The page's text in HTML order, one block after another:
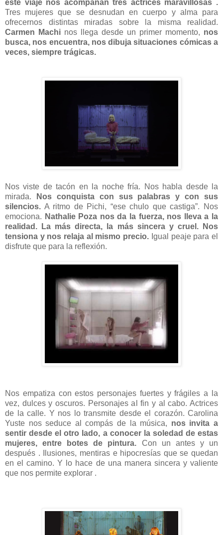
este viaje nos acompañan tres actrices maravillosas .
Tres mujeres que se desnudan en cuerpo y alma para
ofrecernos distintas miradas sobre la misma realidad.
Carmen Machi nos llega desde un primer momento, nos
busca, nos encuentra, nos dibuja situaciones cómicas a
veces, siempre trágicas.
Nos viste de tacón en la noche fría. Nos habla desde la
mirada.
Nos conquista con sus palabras y con sus
silencios. A ritmo de Pichi, “ese chulo que castiga”. Nos
emociona. Nathalie Poza nos da la fuerza, nos lleva a la
realidad. La más directa, la más sincera y cruel. Nos
tensiona y nos relaja al mismo precio. Igual peaje para el
disfrute que para la reflexión.
Nos empatiza con estos personajes fuertes y frágiles a la
vez, dulces y oscuros. Personajes al fin y al cabo. Actrices
de la calle. Y nos lo transmite desde el corazón. Carolina
Yuste nos seduce al compás de la música, nos invita a
sentir desde el otro lado, a conocer la soledad de estas
mujeres, entre botes de pintura. Con un antes y un
después . Ilusiones, mentiras e hipocresías que se quedan
en el camino. Y lo hace de una manera sincera y valiente
que nos permite explorar .